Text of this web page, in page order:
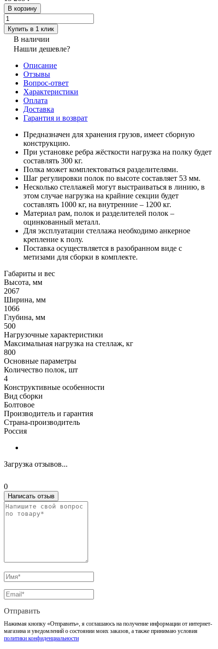
В корзину
Купить в 1 клик
В наличии
Нашли дешевле?
Описание
Отзывы
Вопрос-ответ
Характеристики
Оплата
Доставка
Гарантия и возврат
Предназначен для хранения грузов, имеет сборную
конструкцию.
При установке ребра жёсткости нагрузка на полку будет
составлять 300 кг.
Полка может комплектоваться разделителями.
Шаг регулировки полок по высоте составляет 53 мм.
Несколько стеллажей могут выстраиваться в линию, в
этом случае нагрузка на крайние секции будет
составлять 1000 кг, на внутренние – 1200 кг.
Материал рам, полок и разделителей полок –
оцинкованный металл.
Для эксплуатации стеллажа необходимо анкерное
крепление к полу.
Поставка осуществляется в разобранном виде с
метизами для сборки в комплекте.
Габариты и вес
Высота, мм
2067
Ширина, мм
1066
Глубина, мм
500
Нагрузочные характеристики
Максимальная нагрузка на стеллаж, кг
800
Основные параметры
Количество полок, шт
4
Конструктивные особенности
Вид сборки
Болтовое
Производитель и гарантия
Страна-производитель
Россия
Загрузка отзывов...
0
Написать отзыв
Отправить
Нажимая кнопку «Отправить», я соглашаюсь на получение информации от интернет-
магазина и уведомлений о состоянии моих заказов, а также принимаю условия
политики конфиденциальности